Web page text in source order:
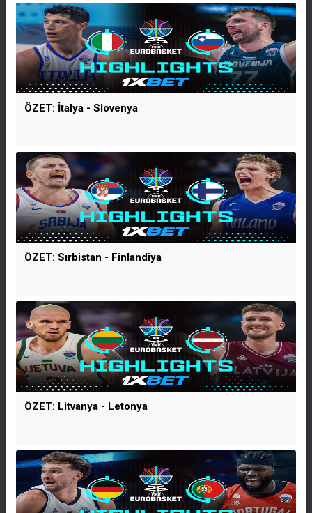
ÖZET: İtalya - Slovenya
ÖZET: Sırbistan - Finlandiya
ÖZET: Litvanya - Letonya